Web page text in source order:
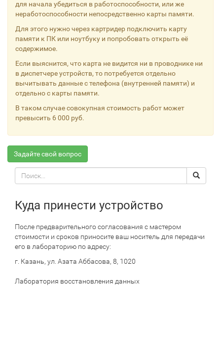
для начала убедиться в работоспособности, или же
неработоспособности непосредственно карты памяти.
Для этого нужно через картридер подключить карту
памяти к ПК или ноутбуку и попробовать открыть её
содержимое.
Если выяснится, что карта не видится ни в проводнике ни
в диспетчере устройств, то потребуется отдельно
вычитывать данные с телефона (внутренней памяти) и
отдельно с карты памяти.
В таком случае совокупная стоимость работ может
превысить 6 000 руб.
Задайте свой вопрос
Поиск
по
сайту
Search
Куда принести устройство
После предварительного согласования с мастером
стоимости и сроков приносите ваш носитель для передачи
его в лабораторию по адресу:
г. Казань, ул. Азата Аббасова, 8, 1020
Лаборатория восстановления данных